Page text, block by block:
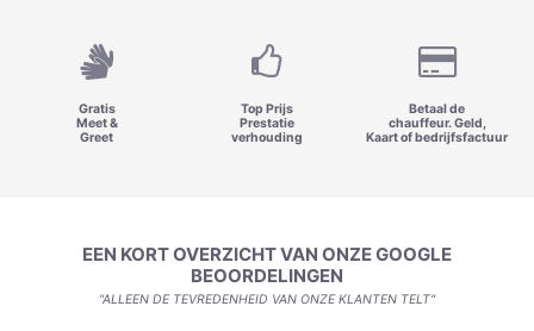
Gratis
Meet &
Greet
Top Prijs
Prestatie
verhouding
Betaal de
chauffeur. Geld,
Kaart of bedrijfsfactuur
EEN KORT OVERZICHT VAN ONZE GOOGLE
BEOORDELINGEN
"ALLEEN DE TEVREDENHEID VAN ONZE KLANTEN TELT"